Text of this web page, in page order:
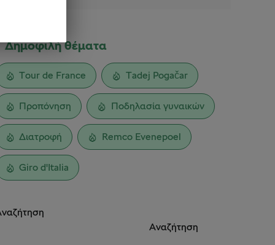
Δημοφιλή θέματα
Tour de France Tadej Pogačar
Προπόνηση Ποδηλασία γυναικών
Διατροφή Remco Evenepoel
Giro d'Italia
Αναζήτηση